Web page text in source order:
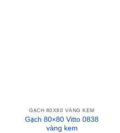
GẠCH 80X80 VÀNG KEM
Gạch 80×80 Vitto 0838
vàng kem